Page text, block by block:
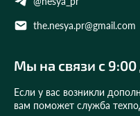
the.nesya.pr@gmail.com
Мы на связи с 9:00
Если у вас возникли
вам поможет служба